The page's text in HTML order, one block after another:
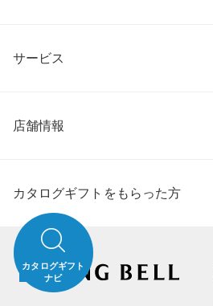
サービス
店舗情報
カタログギフトをもらった方
カタログギフト
ナビ